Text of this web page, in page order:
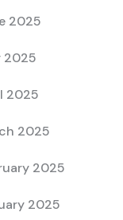
2025
2025
2025
2025
2025
2025